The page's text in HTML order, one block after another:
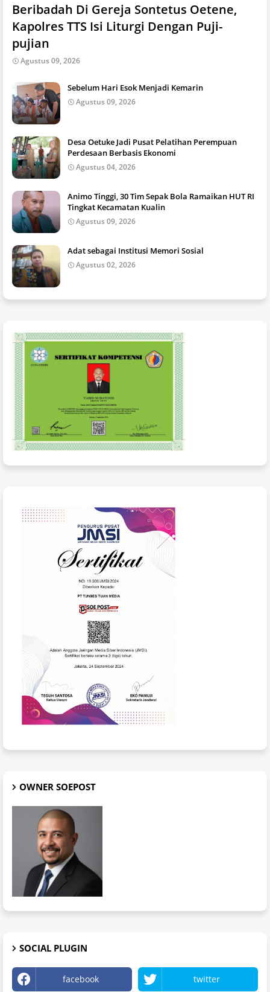
Beribadah Di Gereja Sontetus Oetene,
Kapolres TTS Isi Liturgi Dengan Puji-
pujian
Agustus 09, 2026
Sebelum Hari Esok Menjadi Kemarin
Agustus 09, 2026
Desa Oetuke Jadi Pusat Pelatihan Perempuan
Perdesaan Berbasis Ekonomi
Agustus 04, 2026
Animo Tinggi, 30 Tim Sepak Bola Ramaikan HUT RI
Tingkat Kecamatan Kualin
Agustus 09, 2026
Adat sebagai Institusi Memori Sosial
Agustus 02, 2026
OWNER SOEPOST
SOCIAL PLUGIN
facebook twitter